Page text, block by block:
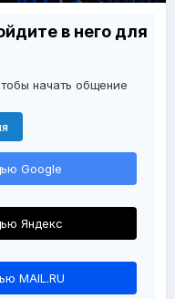
в него для
начать общение
Google
Яндекс
MAIL.RU